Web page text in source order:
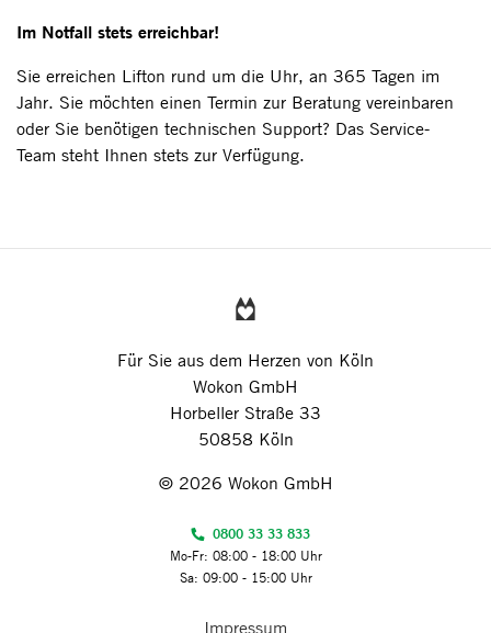
Im Notfall stets erreichbar!
Sie erreichen Lifton rund um die Uhr, an 365 Tagen im
Jahr. Sie möchten einen Termin zur Beratung vereinbaren
oder Sie benötigen technischen Support? Das Service-
Team steht Ihnen stets zur Verfügung.
Für Sie aus dem Herzen von Köln
Wokon GmbH
Horbeller Straße 33
50858 Köln
© 2026 Wokon GmbH
Impressum
0800 33 33 833
Mo-Fr: 08:00 - 18:00 Uhr
Sa: 09:00 - 15:00 Uhr